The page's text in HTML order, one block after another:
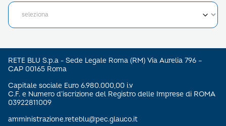
RETE BLU S.p.a - Sede Legale Roma (RM) Via Aurelia 796 –
CAP 00165 Roma
Capitale sociale Euro 6.980.000,00 i.v
C.F. e Numero d’iscrizione del Registro delle Imprese di ROMA
03922811009
amministrazione.reteblu@pec.glauco.it